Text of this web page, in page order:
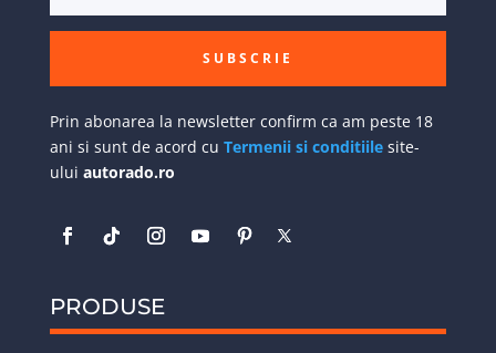
SUBSCRIE
Prin abonarea la newsletter confirm ca am peste 18
ani si sunt de acord cu Termenii si conditiilesite-
ului autorado.ro
PRODUSE